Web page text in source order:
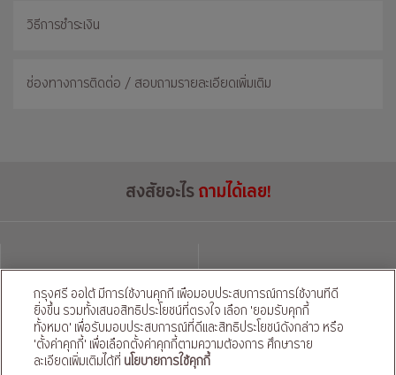
วิธีการชำระเงิน
ช่องทางการติดต่อ / สอบถามรายละเอียดเพิ่มเติม
สงสัยอะไร ถามได้เลย!
โทรติดต่อ แชทผ่านไลน์
นโยบายความเป็นส่วนตัว | นโยบายคุ้มครองข้อมูลส่วนบุคคลของผู้ให้บริการ
© สงวนลิขสิทธิ์ 2569 ธนาคารกรุงศรีอยุธยา จำกัด (มหาชน) และ
บริษัท อยุธยา แคปปิตอล ออโต้ ลีส จำกัด (มหาชน)
กรุงศรี ออโต้ มีการใช้งานคุกกี้ เพื่อมอบประสบการณ์การใช้งานที่ดี
ยิ่งขึ้น รวมทั้งเสนอสิทธิประโยชน์ที่ตรงใจ เลือก 'ยอมรับคุกกี้
ทั้งหมด' เพื่อรับมอบประสบการณ์ที่ดีและสิทธิประโยชน์ดังกล่าว หรือ
'ตั้งค่าคุกกี้' เพื่อเลือกตั้งค่าคุกกี้ตามความต้องการ ศึกษาราย
ละเอียดเพิ่มเติมได้ที่ นโยบายการใช้คุกกี้